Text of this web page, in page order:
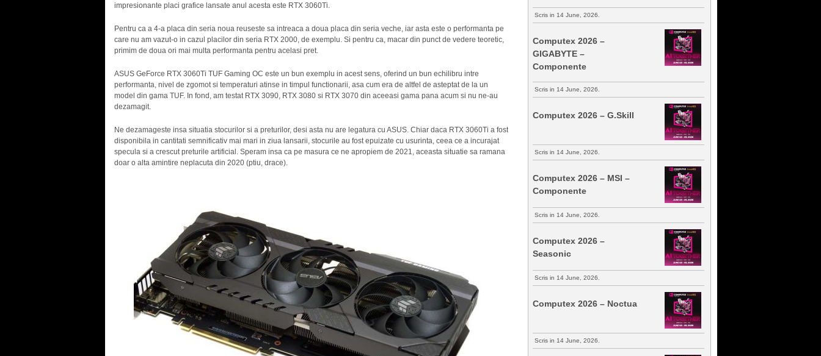
impresionante placi grafice lansate anul acesta este RTX 3060Ti.
Pentru ca a 4-a placa din seria noua reuseste sa intreaca a doua placa din seria veche, iar asta este o performanta pe
care nu am vazut-o in cazul placilor din seria RTX 2000, de exemplu. Si pentru ca, macar din punct de vedere teoretic,
primim de doua ori mai multa performanta pentru acelasi pret.
ASUS GeForce RTX 3060Ti TUF Gaming OC este un bun exemplu in acest sens, oferind un bun echilibru intre
performanta, nivel de zgomot si temperaturi atinse in timpul functionarii, asa cum era de altfel de asteptat de la un
model din gama TUF. In fond, am testat RTX 3090, RTX 3080 si RTX 3070 din aceeasi gama pana acum si nu ne-au
dezamagit.
Ne dezamageste insa situatia stocurilor si a preturilor, desi asta nu are legatura cu ASUS. Chiar daca RTX 3060Ti a fost
disponibila in cantitati semnificativ mai mari in ziua lansarii, stocurile au fost epuizate cu usurinta, ceea ce a incurajat
specula si a crescut preturile artificial. Speram insa ca pe masura ce ne apropiem de 2021, aceasta situatie sa ramana
doar o alta amintire neplacuta din 2020 (ptiu, drace).
Scris in 14 June, 2026.
Computex 2026 –
GIGABYTE –
Componente
Scris in 14 June, 2026.
Computex 2026 – G.Skill
Scris in 14 June, 2026.
Computex 2026 – MSI –
Componente
Scris in 14 June, 2026.
Computex 2026 –
Seasonic
Scris in 14 June, 2026.
Computex 2026 – Noctua
Scris in 14 June, 2026.